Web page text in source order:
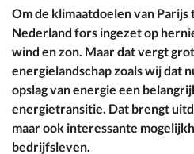
Om de klimaatdoelen van
Nederland fors ingezet op
wind en zon. Maar dat vergt
energielandschap zoals wij dat
opslag van energie een
energietransitie. Dat brengt
maar ook interessante
bedrijfsleven.